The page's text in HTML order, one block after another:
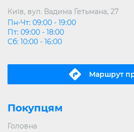
Київ, вул. Вадима Гетьмана, 27
Пн-Чт: 09:00 - 19:00
Пт: 09:00 - 18:00
Сб: 10:00 - 16:00
Маршрут
Покупцям
Головна